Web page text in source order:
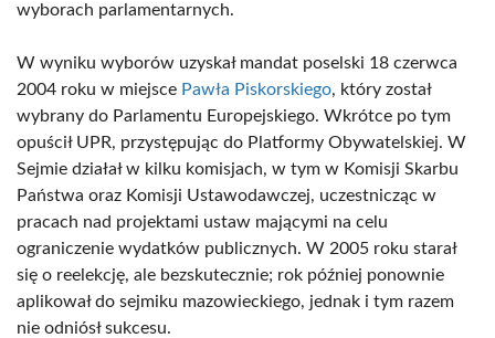
wyborach parlamentarnych.
W wyniku wyborów uzyskał mandat poselski 18 czerwca
2004 roku w miejsce Pawła Piskorskiego, który został
wybrany do Parlamentu Europejskiego. Wkrótce po tym
opuścił UPR, przystępując do Platformy Obywatelskiej. W
Sejmie działał w kilku komisjach, w tym w Komisji Skarbu
Państwa oraz Komisji Ustawodawczej, uczestnicząc w
pracach nad projektami ustaw mającymi na celu
ograniczenie wydatków publicznych. W 2005 roku starał
się o reelekcję, ale bezskutecznie; rok później ponownie
aplikował do sejmiku mazowieckiego, jednak i tym razem
nie odniósł sukcesu.